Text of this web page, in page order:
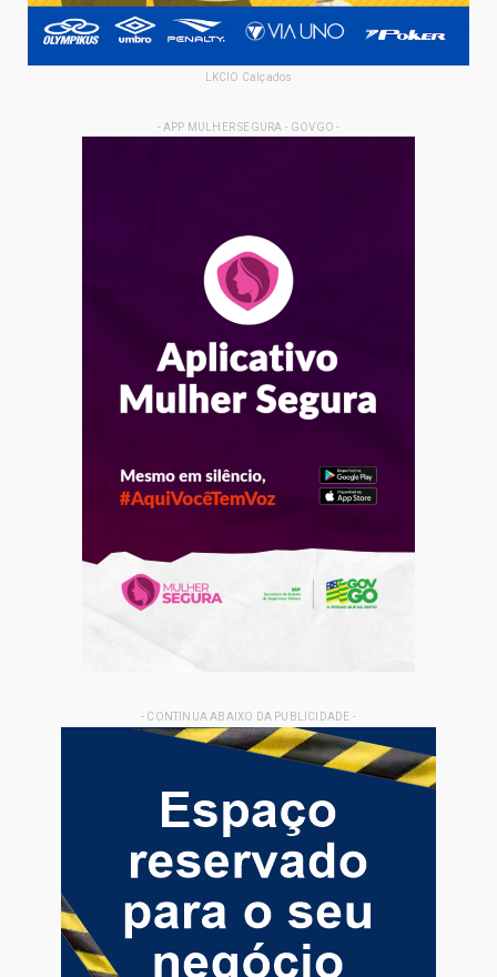
LKCIO Calçados
- APP MULHER SEGURA - GOVGO -
- CONTINUA ABAIXO DA PUBLICIDADE -